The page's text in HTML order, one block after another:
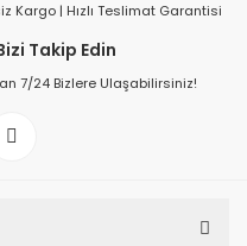
Kargo | Hızlı Teslimat Garantisi
Takip Edin
7/24 Bizlere Ulaşabilirsiniz!